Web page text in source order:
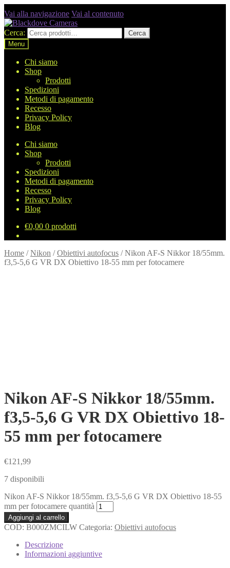
Vai alla navigazione Vai al contenuto
Cerca:
Cerca
Menu
Chi siamo
Shop
Prodotti
Spedizioni
Metodi di pagamento
Recesso
Privacy Policy
Blog
Chi siamo
Shop
Prodotti
Spedizioni
Metodi di pagamento
Recesso
Privacy Policy
Blog
€0,00 0 prodotti
Home /Nikon /Obiettivi autofocus /Nikon AF-S Nikkor 18/55mm.
f3,5-5,6 G VR DX Obiettivo 18-55 mm per fotocamere
Nikon AF-S Nikkor 18/55mm.
f3,5-5,6 G VR DX Obiettivo 18-
55 mm per fotocamere
€121,99
7 disponibili
Nikon AF-S Nikkor 18/55mm. f3,5-5,6 G VR DX Obiettivo 18-55
mm per fotocamere quantità
Aggiungi al carrello
COD: B000ZMCILW Categoria: Obiettivi autofocus
Descrizione
Informazioni aggiuntive